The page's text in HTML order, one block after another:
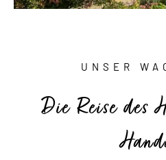
UNSER
Die Reise des